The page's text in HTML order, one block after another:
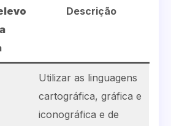
Descrição
Utilizar as linguagens
cartográfica, gráfica e
iconográfica e de